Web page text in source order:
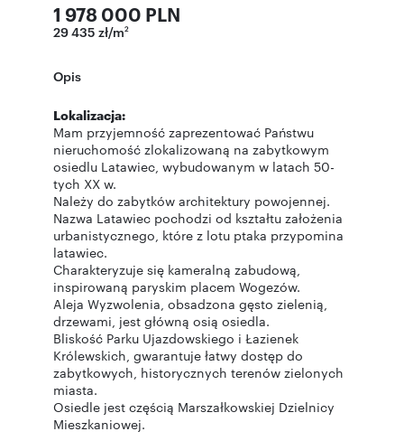
1 978 000 PLN
29 435 zł/m2
Opis
Lokalizacja:
Mam przyjemność zaprezentować Państwu
nieruchomość zlokalizowaną na zabytkowym
osiedlu Latawiec, wybudowanym w latach 50-
tych XX w.
Należy do zabytków architektury powojennej.
Nazwa Latawiec pochodzi od kształtu założenia
urbanistycznego, które z lotu ptaka przypomina
latawiec.
Charakteryzuje się kameralną zabudową,
inspirowaną paryskim placem Wogezów.
Aleja Wyzwolenia, obsadzona gęsto zielenią,
drzewami, jest główną osią osiedla.
Bliskość Parku Ujazdowskiego i Łazienek
Królewskich, gwarantuje łatwy dostęp do
zabytkowych, historycznych terenów zielonych
miasta.
Osiedle jest częścią Marszałkowskiej Dzielnicy
Mieszkaniowej.